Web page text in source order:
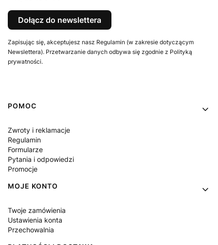
Dołącz do newslettera
Zapisując się, akceptujesz nasz Regulamin (w zakresie dotyczącym
Newslettera). Przetwarzanie danych odbywa się zgodnie z Polityką
prywatności.
Linki w stopce
POMOC
Zwroty i reklamacje
Regulamin
Formularze
Pytania i odpowiedzi
Promocje
MOJE KONTO
Twoje zamówienia
Ustawienia konta
Przechowalnia